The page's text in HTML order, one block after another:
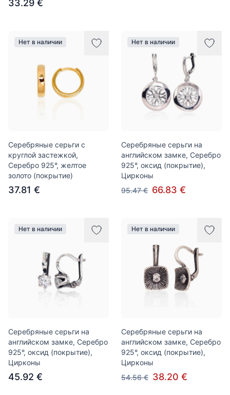
33.29 €
Нет в наличии
Серебряные серьги с
круглой застежкой,
Серебро 925°, желтое
золото (покрытие)
37.81 €
Нет в наличии
Серебряные серьги на
английском замке, Серебро
925°, оксид (покрытие),
Цирконы
95.47 € 66.83 €
Нет в наличии
Серебряные серьги на
английском замке, Серебро
925°, оксид (покрытие),
Цирконы
45.92 €
Нет в наличии
Серебряные серьги на
английском замке, Серебро
925°, оксид (покрытие),
Цирконы
54.56 € 38.20 €